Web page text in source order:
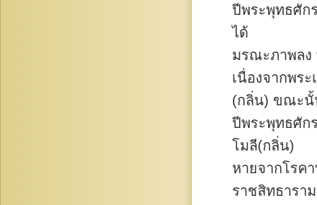
ปีพระพุทธศัก
ได้
มรณะภาพลง
เนื่องจากพระ
(กลิ่น) ขณะนั้
ปีพระพุทธศัก
โมลี(กลิ่น)
หายจากโรค
ราชสิทธารา